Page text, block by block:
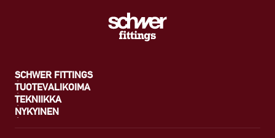
SCHWER FITTINGS
TUOTEVALIKOIMA
TEKNIIKKA
NYKYINEN